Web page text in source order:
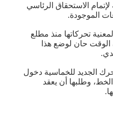
الاستحقاق الرئاسي
الموجودة.
تحركاتها منذ مطلع
الوقت حان لوضع هذا
الجديد للخماسية دخول
وطلبها أن يعقد